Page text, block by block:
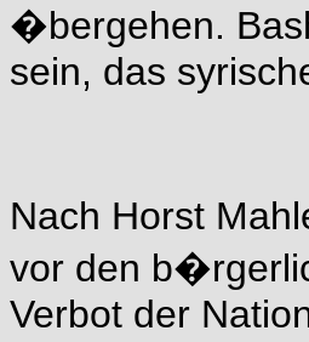
�bergehen.
sein, das
Nach Horst
vor den
Verbot der